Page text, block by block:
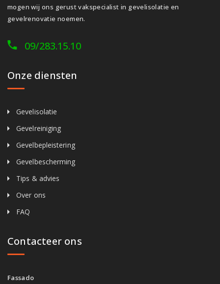
mogen wij ons gerust vakspecialist in gevelisolatie en
gevelrenovatie noemen.
09/283.15.10
Onze diensten
Gevelisolatie
Gevelreiniging
Gevelbepleistering
Gevelbescherming
Tips & advies
Over ons
FAQ
Contacteer ons
Fassado